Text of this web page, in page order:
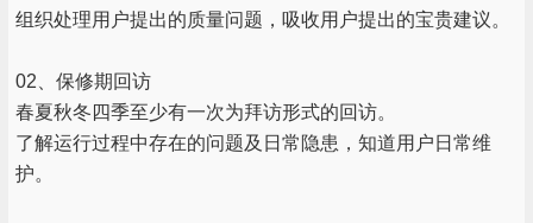
组织处理用户提出的质量问题，吸收用户提出的宝贵建议。
02、保修期回访
春夏秋冬四季至少有一次为拜访形式的回访。
了解运行过程中存在的问题及日常隐患，知道用户日常维
护。